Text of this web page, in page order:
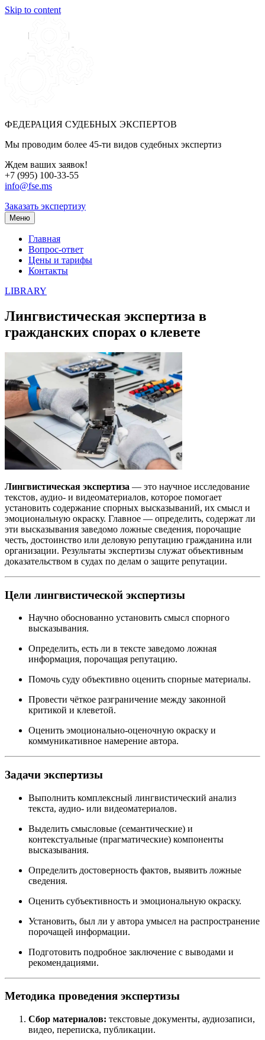
Skip to content
ФЕДЕРАЦИЯ СУДЕБНЫХ ЭКСПЕРТОВ
Мы проводим более 45-ти видов судебных экспертиз
Ждем ваших заявок!
+7 (995) 100-33-55
info@fse.ms
Заказать экспертизу
Меню
Главная
Вопрос-ответ
Цены и тарифы
Контакты
LIBRARY
Лингвистическая экспертиза в
гражданских спорах о клевете
Лингвистическая экспертиза — это научное исследование
текстов, аудио- и видеоматериалов, которое помогает
установить содержание спорных высказываний, их смысл и
эмоциональную окраску. Главное — определить, содержат ли
эти высказывания заведомо ложные сведения, порочащие
честь, достоинство или деловую репутацию гражданина или
организации. Результаты экспертизы служат объективным
доказательством в судах по делам о защите репутации.
Цели лингвистической экспертизы
Научно обоснованно установить смысл спорного
высказывания.
Определить, есть ли в тексте заведомо ложная
информация, порочащая репутацию.
Помочь суду объективно оценить спорные материалы.
Провести чёткое разграничение между законной
критикой и клеветой.
Оценить эмоционально-оценочную окраску и
коммуникативное намерение автора.
Задачи экспертизы
Выполнить комплексный лингвистический анализ
текста, аудио- или видеоматериалов.
Выделить смысловые (семантические) и
контекстуальные (прагматические) компоненты
высказывания.
Определить достоверность фактов, выявить ложные
сведения.
Оценить субъективность и эмоциональную окраску.
Установить, был ли у автора умысел на распространение
порочащей информации.
Подготовить подробное заключение с выводами и
рекомендациями.
Методика проведения экспертизы
Сбор материалов: текстовые документы, аудиозаписи,
видео, переписка, публикации.